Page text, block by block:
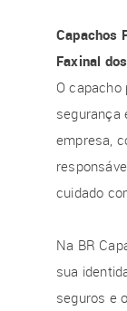
Capachos
Faxinal
O capacho
segurança
empresa,
cuidado
Na BR
sua
seguros e